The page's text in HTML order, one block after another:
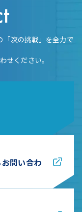
「次の挑戦」を全力で
せください。
問い合わ